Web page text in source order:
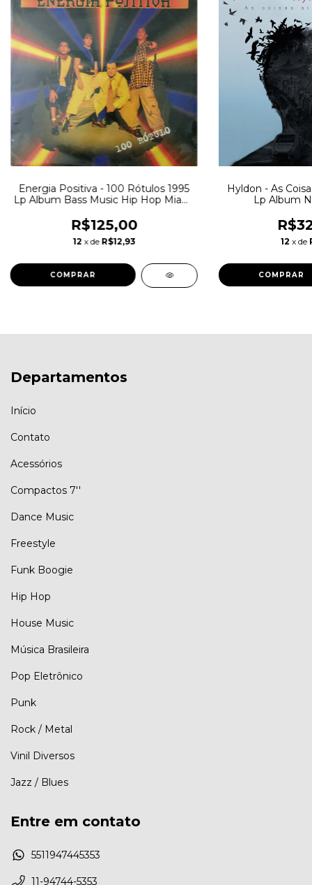
Energia Positiva - 100 Rótulos 1995
Lp Album Bass Music Hip Hop Miami
R$125,00
12 x de R$12,93
Hyldon - As
Lp Album
12 x de
Departamentos
Início
Contato
Acessórios
Compactos 7''
Dance Music
Freestyle
Funk Boogie
Hip Hop
House Music
Música Brasileira
Pop Eletrônico
Punk
Rock / Metal
Vinil Diversos
Jazz / Blues
Entre em contato
5511947445353
11-94744-5353